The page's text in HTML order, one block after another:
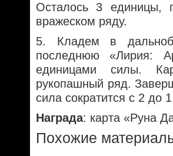
Осталось 3 единицы,
вражеском ряду.
5. Кладем в
последнюю «Лирия:
единицами силы.
рукопашный ряд.
сила сократится с 2 до
Награда: карта «Руна
Похожие